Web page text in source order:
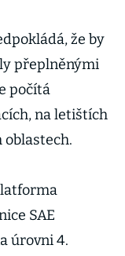
že by
přeplněnými
počítá
na letištích
oblastech.
SAE
úrovni 4.